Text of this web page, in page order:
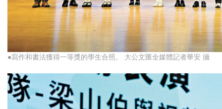
●寫作和書法獲得一等獎的學生合照。 大公文匯全媒體記者華安 攝